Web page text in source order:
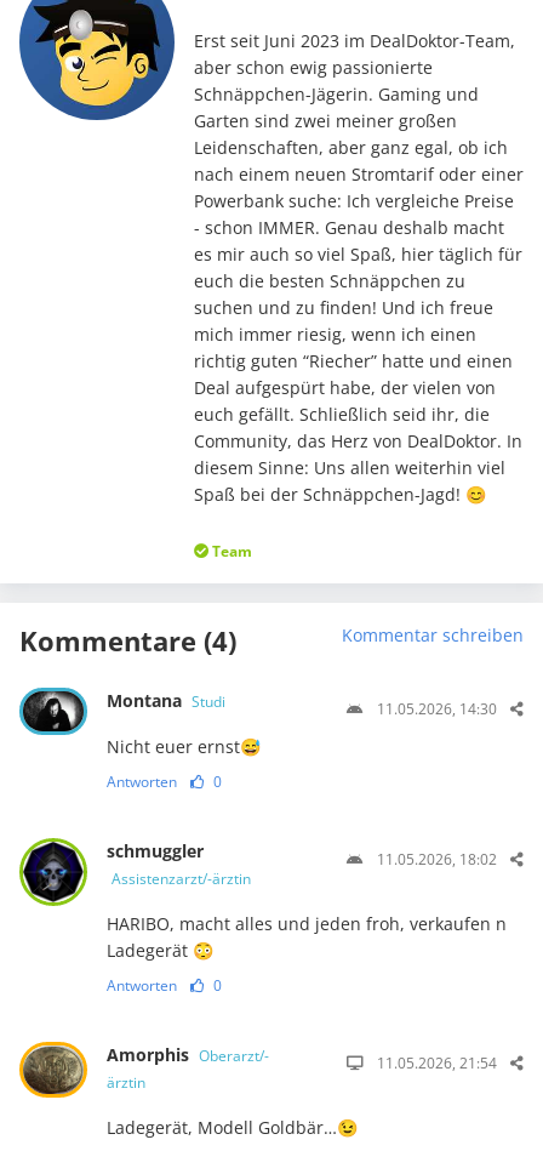
Erst seit Juni 2023 im DealDoktor-Team,
aber schon ewig passionierte
Schnäppchen-Jägerin. Gaming und
Garten sind zwei meiner großen
Leidenschaften, aber ganz egal, ob ich
nach einem neuen Stromtarif oder einer
Powerbank suche: Ich vergleiche Preise
- schon IMMER. Genau deshalb macht
es mir auch so viel Spaß, hier täglich für
euch die besten Schnäppchen zu
suchen und zu finden! Und ich freue
mich immer riesig, wenn ich einen
richtig guten “Riecher” hatte und einen
Deal aufgespürt habe, der vielen von
euch gefällt. Schließlich seid ihr, die
Community, das Herz von DealDoktor. In
diesem Sinne: Uns allen weiterhin viel
Spaß bei der Schnäppchen-Jagd! 😊
Team
Kommentare (4) Kommentar schreiben
Montana Studi 11.05.2026, 14:30
Nicht euer ernst😅
Antworten 0
schmuggler
Assistenzarzt/-ärztin
11.05.2026, 18:02
HARIBO, macht alles und jeden froh, verkaufen n
Ladegerät 😳
Antworten 0
Amorphis Oberarzt/-
ärztin
11.05.2026, 21:54
Ladegerät, Modell Goldbär…😉